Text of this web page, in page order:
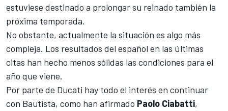
estuviese destinado a prolongar su reinado también la
próxima temporada.
No obstante, actualmente la situación es algo más
compleja. Los resultados del español en las últimas
citas han hecho menos sólidas las condiciones para el
año que viene.
Por parte de Ducati hay todo el interés en continuar
con Bautista, como han afirmado Paolo Ciabatti,